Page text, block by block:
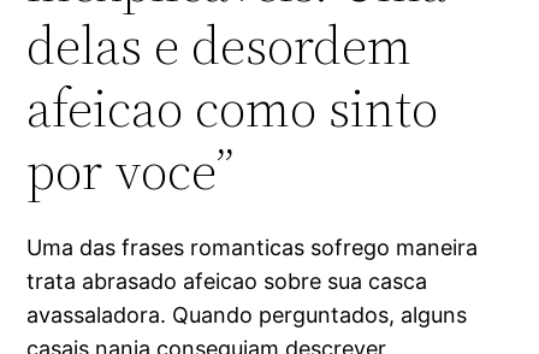
delas e desordem
afeicao como sinto
por voce”
Uma das frases romanticas sofrego maneira
trata abrasado afeicao sobre sua casca
avassaladora. Quando perguntados, alguns
casais nanja conseguiam descrever